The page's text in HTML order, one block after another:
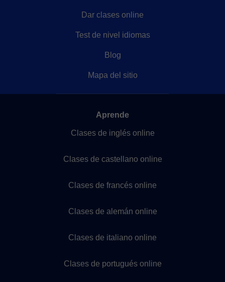
Dar clases online
Test de nivel idiomas
Blog
Mapa del sitio
Aprende
Clases de inglés online
Clases de castellano online
Clases de francés online
Clases de alemán online
Clases de italiano online
Clases de portugués online